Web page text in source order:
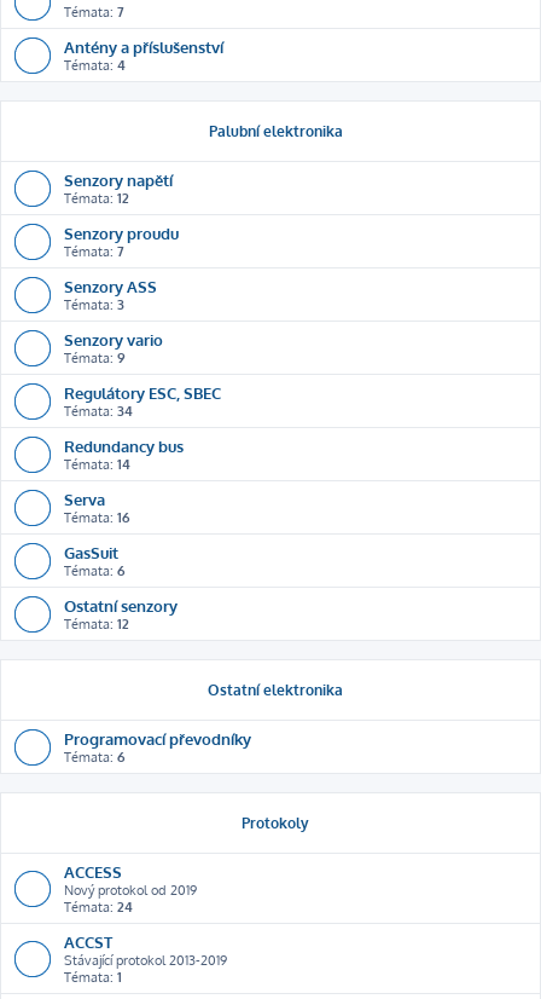
Témata: 7
Antény a příslušenství
Témata: 4
Palubní elektronika
Senzory napětí
Témata: 12
Senzory proudu
Témata: 7
Senzory ASS
Témata: 3
Senzory vario
Témata: 9
Regulátory ESC, SBEC
Témata: 34
Redundancy bus
Témata: 14
Serva
Témata: 16
GasSuit
Témata: 6
Ostatní senzory
Témata: 12
Ostatní elektronika
Programovací převodníky
Témata: 6
Protokoly
ACCESS
Nový protokol od 2019
Témata: 24
ACCST
Stávající protokol 2013-2019
Témata: 1